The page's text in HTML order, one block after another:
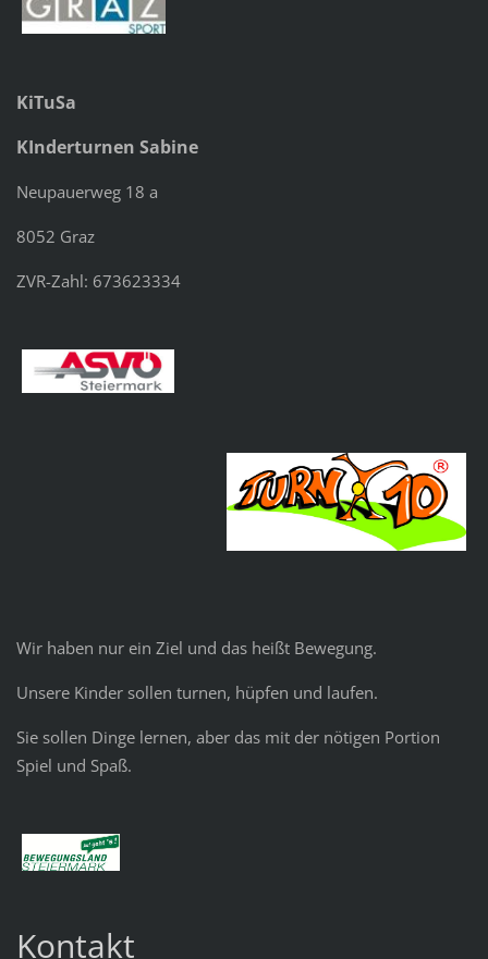
KiTuSa
KInderturnen Sabine
Neupauerweg 18 a
8052 Graz
ZVR-Zahl: 673623334
Wir haben nur ein Ziel und das heißt Bewegung.
Unsere Kinder sollen turnen, hüpfen und laufen.
Sie sollen Dinge lernen, aber das mit der nötigen Portion
Spiel und Spaß.
Kontakt